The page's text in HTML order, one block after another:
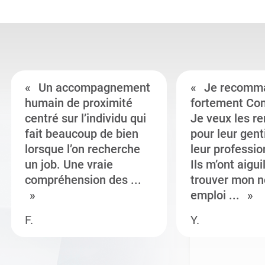
Un accompagnement
humain de proximité
centré sur l’individu qui
fait beaucoup de bien
lorsque l’on recherche
un job. Une vraie
compréhension des ...
F.
Je
fortement
Je veux les
pour leur
leur
Ils m’ont
trouver mon
emploi ...
Y.